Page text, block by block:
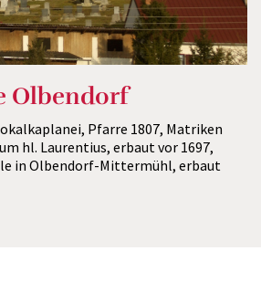
Olbendorf
Pfarre 1807, Matriken
hl. Laurentius, erbaut vor 1697,
in Olbendorf-Mittermühl, erbaut